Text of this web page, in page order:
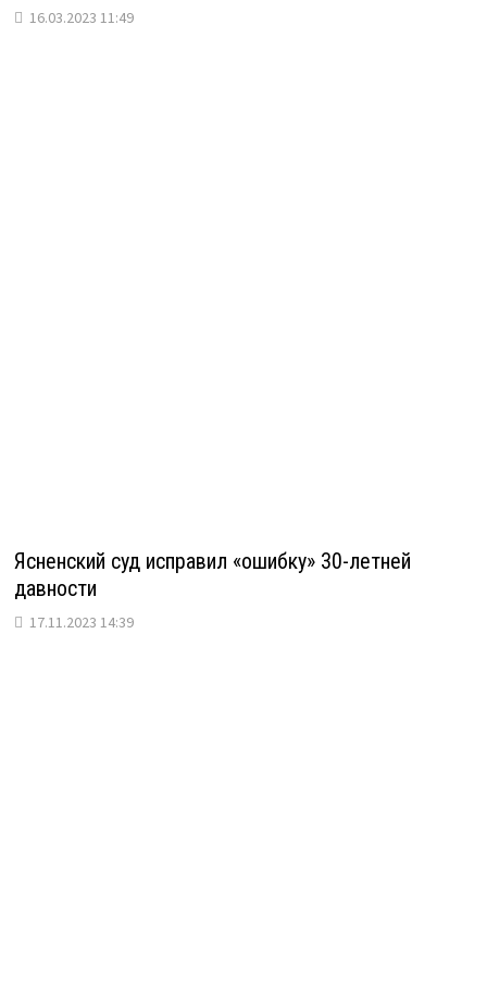
16.03.2023 11:49
Ясненский суд исправил «ошибку» 30-летней
давности
17.11.2023 14:39